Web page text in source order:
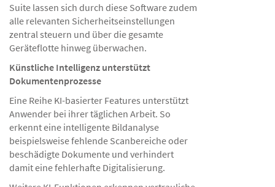
Suite lassen sich durch diese Software zudem
alle relevanten Sicherheitseinstellungen
zentral steuern und über die gesamte
Geräteflotte hinweg überwachen.
Künstliche Intelligenz unterstützt
Dokumentenprozesse
Eine Reihe KI-basierter Features unterstützt
Anwender bei ihrer täglichen Arbeit. So
erkennt eine intelligente Bildanalyse
beispielsweise fehlende Scanbereiche oder
beschädigte Dokumente und verhindert
damit eine fehlerhafte Digitalisierung.